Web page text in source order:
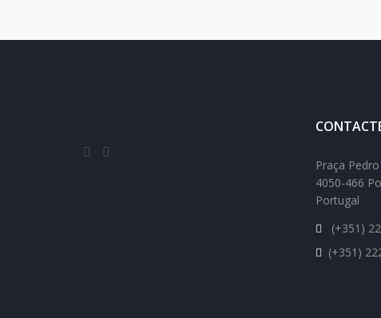
Praça
4050-466
Portugal
(+351)
(+351)